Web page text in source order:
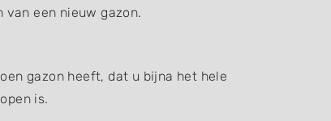
een nieuw gazon.
gazon heeft, dat u bijna het hele
is.